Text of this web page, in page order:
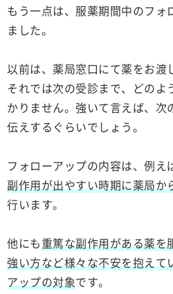
もう一点は、服薬期間中のフォ
ました。
以前は、薬局窓口にて薬をお渡
それでは次の受診まで、どのよ
かりません。強いて言えば、次
伝えするぐらいでしょう。
フォローアップの内容は、例え
副作用が出やすい時期に薬局か
行います。
他にも重篤な副作用がある薬を
強い方など様々な不安を抱えて
アップの対象です。